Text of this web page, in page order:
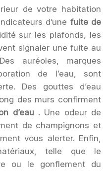
de votre habitation
d’une fuite de
sur les plafonds, les
signaler une fuite au
auréoles, marques
de l’eau, sont
Des gouttes d’eau
des murs confirment
d’eau . Une odeur de
de champignons et
vous alerter. Enfin,
telle que le
ou le gonflement du